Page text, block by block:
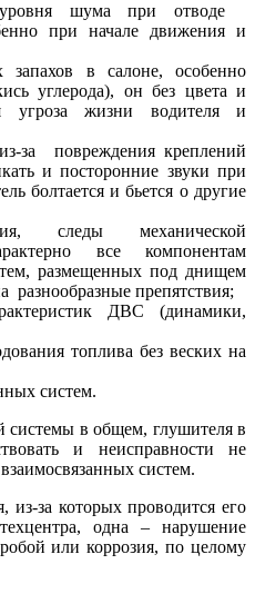
шума при отводе
при начале движения и
запахов в салоне, особенно
углерода), он без цвета и
угроза жизни водителя и
за повреждения креплений
и посторонние звуки при
болтается и бьется о другие
следы механической
все компонентам
размещенных под днищем
разнообразные препятствия;
ДВС (динамики,
топлива без веских на
систем.
в общем, глушителя в
и неисправности не
систем.
за которых проводится его
одна – нарушение
или коррозия, по целому